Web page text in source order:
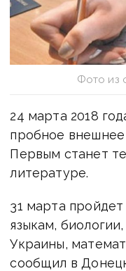
Фото из
24 марта 2018
пробное
Первым станет
литературе.
31 марта
языкам,
Украины,
сообщил в